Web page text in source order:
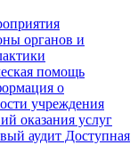
органов и
помощь
о
учреждения
оказания услуг
аудит Доступная